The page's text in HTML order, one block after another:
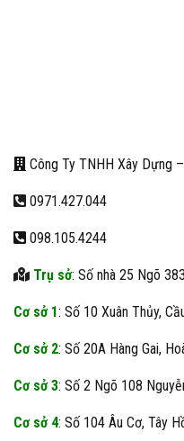
Công Ty TNHH Xây Dựng
0971.427.044
098.105.4244
Trụ sở: Số nhà 25 Ngõ
Cơ sở 1: Số 10 Xuân Thủy,
Cơ sở 2: Số 20A Hàng Gai,
Cơ sở 3: Số 2 Ngõ 108
Cơ sở 4: Số 104 Âu Cơ, Tây